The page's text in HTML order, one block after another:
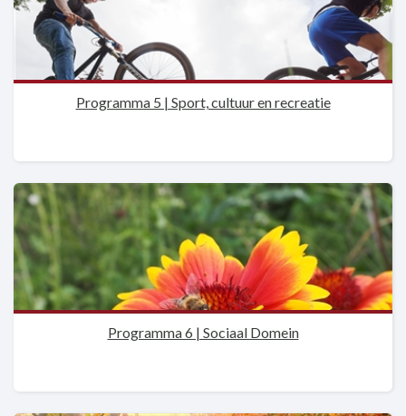
Programma 5 | Sport, cultuur en recreatie
Programma 6 | Sociaal Domein